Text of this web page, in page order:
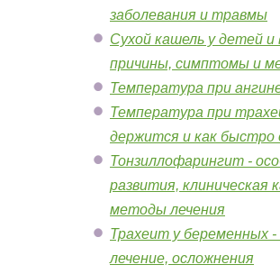
заболевания и травмы
Сухой кашель у детей и
причины, симптомы и
Температура при
Температура при
держится и как быстро
Тонзиллофарингит -
развития, клиническая
методы лечения
Трахеит у беременных
лечение, осложнения